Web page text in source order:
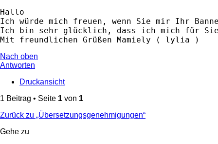
Hallo
Ich würde mich freuen, wenn Sie mir Ihr
Ich bin sehr glücklich, dass ich mich für Sie
Mit freundlichen Grüßen Mamiely ( lylia )
Nach oben
Antworten
Druckansicht
1 Beitrag • Seite 1 von 1
Zurück zu „Übersetzungsgenehmigungen“
Gehe zu